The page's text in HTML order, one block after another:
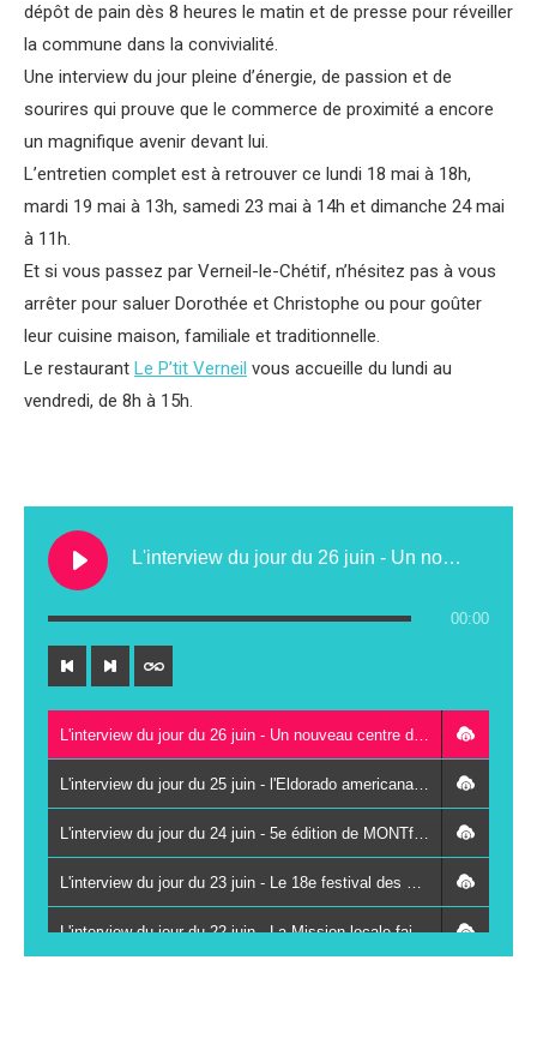
dépôt de pain dès 8 heures le matin et de presse pour réveiller
la commune dans la convivialité.
Une interview du jour pleine d’énergie, de passion et de
sourires qui prouve que le commerce de proximité a encore
un magnifique avenir devant lui.
L’entretien complet est à retrouver ce lundi 18 mai à 18h,
mardi 19 mai à 13h, samedi 23 mai à 14h et dimanche 24 mai
à 11h.
Et si vous passez par Verneil-le-Chétif, n’hésitez pas à vous
arrêter pour saluer Dorothée et Christophe ou pour goûter
leur cuisine maison, familiale et traditionnelle.
Le restaurant Le P’tit Verneil vous accueille du lundi au
vendredi, de 8h à 15h.
L'interview du jour du 26 juin - Un nouveau centre de contrôle technique au Lude
00:00
L'interview du jour du 22 juin - La Mission locale fait se rencontrer des jeunes et des chefs d'entreprises autour du sport